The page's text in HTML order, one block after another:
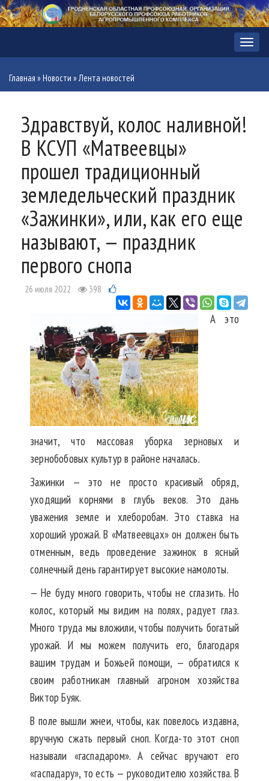
Меню
Главная »Новости »Лента новостей
Здравствуй, колос наливной!
В КСУП «Матвеевцы»
прошел традиционный
земледельческий праздник
«Зажинки», или, как его еще
называют, — праздник
первого снопа
26 июля 2022 398
А это
значит, что массовая уборка зерновых и
зернобобовых культур в районе началась.
Зажинки — это не просто красивый обряд,
уходящий корнями в глубь веков. Это дань
уважения земле и хлеборобам. Это ставка на
хороший урожай. В «Матвеевцах» он должен быть
отменным, ведь проведение зажинок в ясный
солнечный день гарантирует высокие намолоты.
— Не буду много говорить, чтобы не сглазить. Но
колос, который мы видим на полях, радует глаз.
Много труда мы вложили, чтобы получить богатый
урожай. И мы можем получить его, благодаря
вашим трудам и Божьей помощи, — обратился к
своим работникам главный агроном хозяйства
Виктор Буяк.
В поле вышли жнеи, чтобы, как повелось издавна,
вручную сжать первый сноп. Когда-то этот сноп
называли «гаспадаром». А сейчас вручают его
«гаспадару», то есть — руководителю хозяйства. В